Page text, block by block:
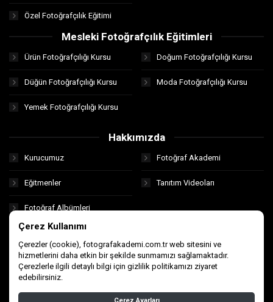
Özel Fotoğrafçılık Eğitimi
Mesleki Fotoğrafçılık Eğitimleri
Ürün Fotoğrafçılığı Kursu Doğum Fotoğrafçılığı Kursu
Düğün Fotoğrafçılığı Kursu Moda Fotoğrafçılığı Kursu
Yemek Fotoğrafçılığı Kursu
Hakkımızda
Kurucumuz Fotoğraf Akademi
Eğitmenler Tanıtım Videoları
Fotoğraf Albümleri
Çerez Kullanımı
Çerezler (cookie), fotografakademi.com.tr web sitesini ve
hizmetlerini daha etkin bir şekilde sunmamızı sağlamaktadır.
Çerezlerle ilgili detaylı bilgi için gizlilik politikamızı ziyaret
edebilirsiniz.